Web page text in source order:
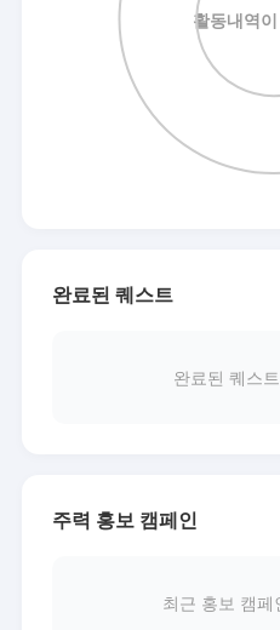
완료된 퀘스트
완료된 퀘스
주력 홍보 캠페인
최근 홍보 캠